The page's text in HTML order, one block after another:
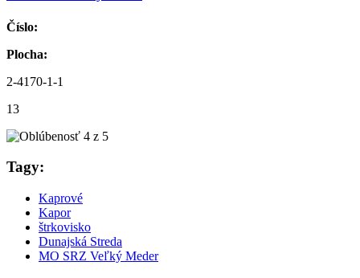
Číslo:
Plocha:
2-4170-1-1
13
Tagy:
Kaprové
Kapor
štrkovisko
Dunajská Streda
MO SRZ Veľký Meder